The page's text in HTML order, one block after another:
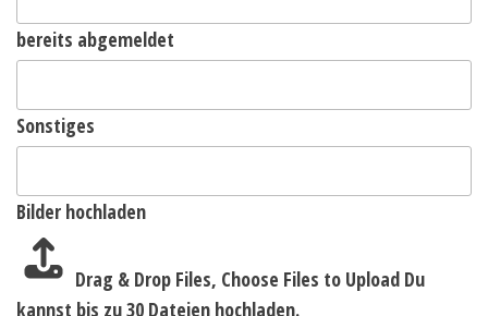
bereits abgemeldet
Sonstiges
Bilder hochladen
Drag & Drop Files, Choose Files to Upload Du
kannst bis zu 30 Dateien hochladen.